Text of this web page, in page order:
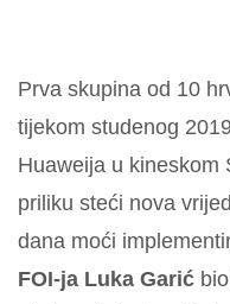
Prva skupina od 10
tijekom studenog
Huaweija u kineskom
priliku steći nova
dana moći
FOI-ja Luka Garić